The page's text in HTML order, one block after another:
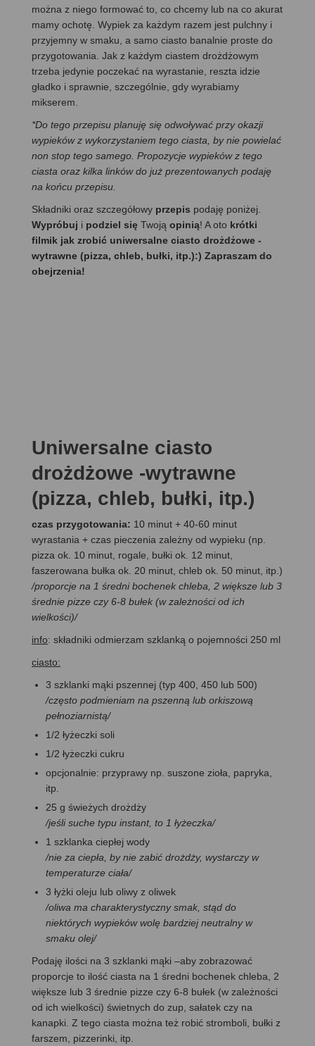
można z niego formować to, co chcemy lub na co akurat
mamy ochotę. Wypiek za każdym razem jest pulchny i
przyjemny w smaku, a samo ciasto banalnie proste do
przygotowania. Jak z każdym ciastem drożdżowym
trzeba jedynie poczekać na wyrastanie, reszta idzie
gładko i sprawnie, szczególnie, gdy wyrabiamy
mikserem.
*Do tego przepisu planuję się odwoływać przy okazji
wypieków z wykorzystaniem tego ciasta, by nie powielać
non stop tego samego. Propozycje wypieków z tego
ciasta oraz kilka linków do już prezentowanych podaję
na końcu przepisu.
Składniki oraz szczegółowy przepis podaję poniżej.
Wypróbuj i podziel się Twoją opinią! A oto krótki
filmik jak zrobić uniwersalne ciasto drożdżowe -
wytrawne (pizza, chleb, bułki, itp.):) Zapraszam do
obejrzenia!
Uniwersalne ciasto
drożdżowe -wytrawne
(pizza, chleb, bułki, itp.)
czas przygotowania: 10 minut + 40-60 minut
wyrastania + czas pieczenia zależny od wypieku (np.
pizza ok. 10 minut, rogale, bułki ok. 12 minut,
faszerowana bułka ok. 20 minut, chleb ok. 50 minut, itp.)
/proporcje na 1 średni bochenek chleba, 2 większe lub 3
średnie pizze czy 6-8 bułek (w zależności od ich
wielkości)/
info: składniki odmierzam szklanką o pojemności 250 ml
ciasto:
3 szklanki mąki pszennej (typ 400, 450 lub 500)
/często podmieniam na pszenną lub orkiszową
pełnoziarnistą/
1/2 łyżeczki soli
1/2 łyżeczki cukru
opcjonalnie: przyprawy np. suszone zioła, papryka,
itp.
25 g świeżych drożdży
/jeśli suche typu instant, to 1 łyżeczka/
1 szklanka ciepłej wody
/nie za ciepła, by nie zabić drożdży, wystarczy w
temperaturze ciała/
3 łyżki oleju lub oliwy z oliwek
/oliwa ma charakterystyczny smak, stąd do
niektórych wypieków wolę bardziej neutralny w
smaku olej/
Podaję ilości na 3 szklanki mąki –aby zobrazować
proporcje to ilość ciasta na 1 średni bochenek chleba, 2
większe lub 3 średnie pizze czy 6-8 bułek (w zależności
od ich wielkości) świetnych do zup, sałatek czy na
kanapki. Z tego ciasta można też robić stromboli, bułki z
farszem, pizzerinki, itp.